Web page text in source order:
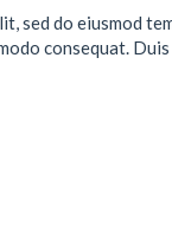
sed do eiusmod
consequat.